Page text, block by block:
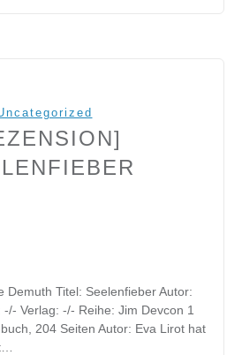
Demuth Titel: Seelenfieber Autor:
Verlag: -/- Reihe: Jim Devcon 1
204 Seiten Autor: Eva Lirot hat